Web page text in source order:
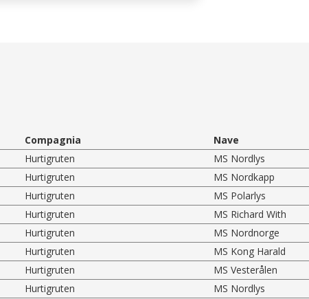
Compagnia
Nave
Hurtigruten
MS Nordlys
Hurtigruten
MS Nordkapp
Hurtigruten
MS Polarlys
Hurtigruten
MS Richard With
Hurtigruten
MS Nordnorge
Hurtigruten
MS Kong Harald
Hurtigruten
MS Vesterålen
Hurtigruten
MS Nordlys